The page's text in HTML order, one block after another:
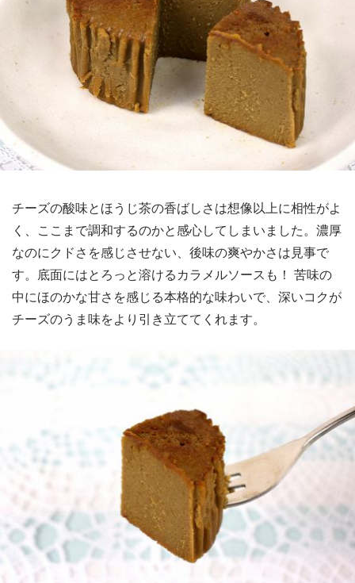
チーズの酸味とほうじ茶の香ばしさは想像以上に相性がよ
く、ここまで調和するのかと感心してしまいました。濃厚
なのにクドさを感じさせない、後味の爽やかさは見事で
す。底面にはとろっと溶けるカラメルソースも！ 苦味の
中にほのかな甘さを感じる本格的な味わいで、深いコクが
チーズのうま味をより引き立ててくれます。